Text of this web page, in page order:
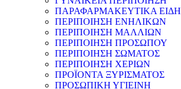
ΠΑΡΑΦΑΡΜΑΚΕΥΤΙΚΑ ΕΙΔΗ
ΠΕΡΙΠΟΙΗΣΗ ΕΝΗΛΙΚΩΝ
ΠΕΡΙΠΟΙΗΣΗ ΜΑΛΛΙΩΝ
ΠΕΡΙΠΟΙΗΣΗ ΠΡΟΣΩΠΟΥ
ΠΕΡΙΠΟΙΗΣΗ ΣΩΜΑΤΟΣ
ΠΕΡΙΠΟΙΗΣΗ ΧΕΡΙΩΝ
ΠΡΟΪΟΝΤΑ ΞΥΡΙΣΜΑΤΟΣ
ΠΡΟΣΩΠΙΚΗ ΥΓΙΕΙΝΗ